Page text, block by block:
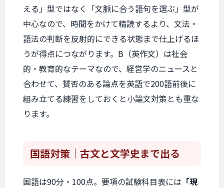
える」型ではなく「文脈に合う語句を選ぶ」型が
中心なので、時間をかけて精読するより、文法・
語法の判断を反射的にできる状態まで仕上げるほ
うが得点につながります。B（英作文）は社会
的・教育的なテーマなので、経営学のニュースと
合わせて、賛否のある論点を英語で200語前後に
組み立てる練習をしておくと小論文対策とも重な
ります。
国語対策 ｜古文と文学史まで出る
国語は90分・100点。要項の試験科目表には 「現